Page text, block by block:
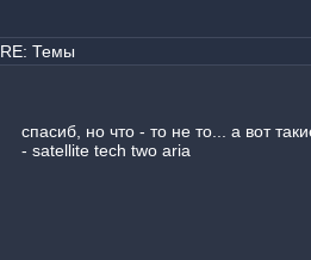
RE: Темы
спасиб, но что - то не то... а вот
- satellite tech two aria